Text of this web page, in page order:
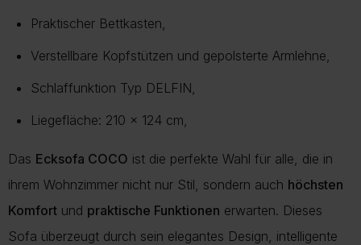
Praktischer Bettkasten,
Verstellbare Kopfstützen und gepolsterte Armlehne,
Schlaffunktion Typ DELFIN,
Liegefläche: 210 x 124 cm,
Das Ecksofa COCO ist die perfekte Wahl für alle, die in
ihrem Wohnzimmer nicht nur Stil, sondern auch höchsten
Komfort und praktische Funktionen erwarten. Dieses
Sofa überzeugt durch sein elegantes Design, intelligente